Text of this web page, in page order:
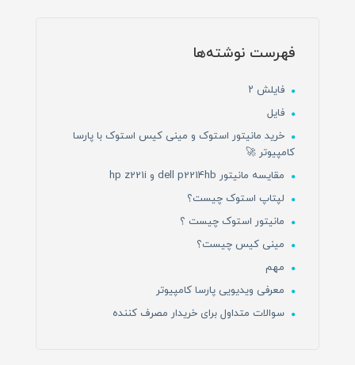
فهرست نوشته‌ها
فایلش ۲
فایل
خرید مانیتور استوک و مینی کیس استوک با پارسا
کامپیوتر 🚀
مقایسه مانیتور dell p2214hb و hp z221i
لپتاپ استوک چیست؟
مانیتور استوک چیست ؟
مینی کیس چیست؟
مهم
معرفی ویدیویی پارسا کامپیوتر
سوالات متداول برای خریدار مصرف کننده